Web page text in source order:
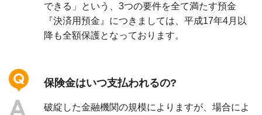
できる」という、3つの要件を全て満たす預金
『決済用預金』につきましては、平成17年4月以
降も全額保護となっております。
保険金はいつ支払われるの?
破綻した金融機関の規模によりますが、場合によ